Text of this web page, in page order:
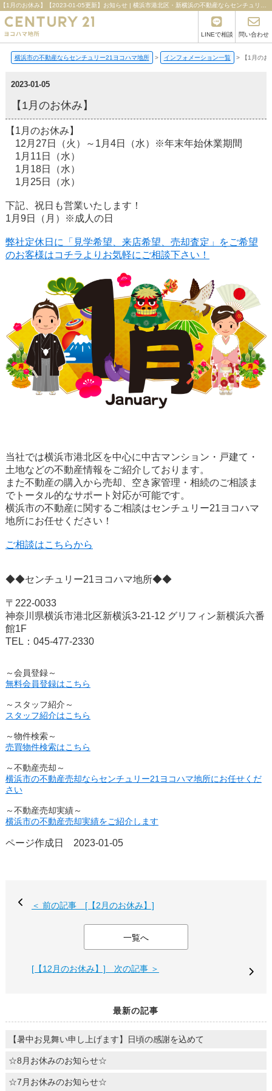
LINEで相談 問い合わせ
横浜市の不動産ならセンチュリー21ヨコハマ地所 > インフォメーション一覧 > 【1月のお
2023-01-05
【1月のお休み】
【1月のお休み】
12月27日（火）～1月4日（水）※年末年始休業期間
1月11日（水）
1月18日（水）
1月25日（水）
下記、祝日も営業いたします！
1月9日（月）※成人の日
弊社定休日に「見学希望、来店希望、売却査定」をご希望
のお客様はコチラよりお気軽にご相談下さい！
当社では横浜市港北区を中心に中古マンション・戸建て・
土地などの不動産情報をご紹介しております。
また不動産の購入から売却、空き家管理・相続のご相談ま
でトータル的なサポート対応が可能です。
横浜市の不動産に関するご相談はセンチュリー21ヨコハマ
地所にお任せください！
ご相談はこちらから
◆◆センチュリー21ヨコハマ地所◆◆
〒222-0033
神奈川県横浜市港北区新横浜3-21-12 グリフィン新横浜六番
館1F
TEL：045-477-2330
～会員登録～
無料会員登録はこちら
～スタッフ紹介～
スタッフ紹介はこちら
～物件検索～
売買物件検索はこちら
～不動産売却～
横浜市の不動産売却ならセンチュリー21ヨコハマ地所にお任せくだ
さい
～不動産売却実績～
横浜市の不動産売却実績をご紹介します
ページ作成日 2023-01-05
＜ 前の記事 [【2月のお休み】]
一覧へ
[【12月のお休み】] 次の記事 ＞
最新の記事
【暑中お見舞い申し上げます】日頃の感謝を込めて
☆8月お休みのお知らせ☆
☆7月お休みのお知らせ☆